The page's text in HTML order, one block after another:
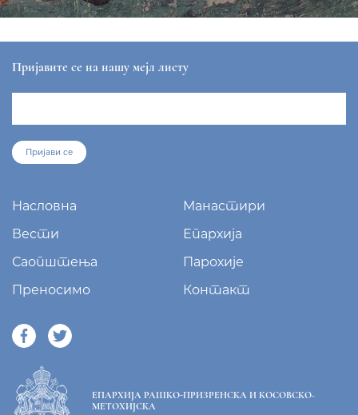
Пријавите се на нашу мејл листу
Пријави се
Насловна
Манастири
Вести
Епархија
Саопштења
Парохије
Преносимо
Контакт
ЕПАРХИЈА РАШКО-ПРИЗРЕНСКА И КОСОВСКО-
МЕТОХИЈСКА